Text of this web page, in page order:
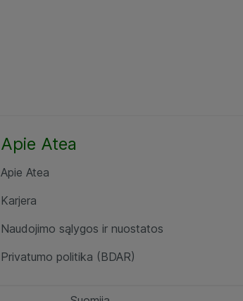
Apie Atea
Apie Atea
Karjera
Naudojimo sąlygos ir nuostatos
Privatumo politika (BDAR)